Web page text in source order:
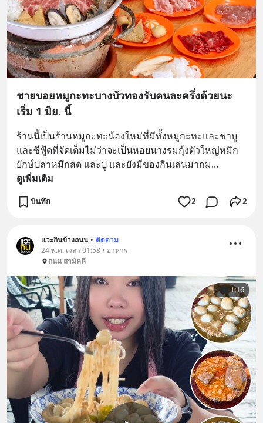
ชายบอยหมูกะทะบางบัวทองรับคนละครึ่งด้วยนะ
เริ่ม 1 มิย. นี้
ร้านนี้เป็นร้านหมูกะทะน้องใหม่ที่มีทั้งหมูกะทะและชาบู
และซีฟู้ดที่จัดเต็มไม่ว่าจะเป็นหอยนางรมกุ้งตัวใหญ่หมึก
ยักษ์ปลาหมึกสด และปู และยังมีของกินเล่นมากม...
ดูเพิ่มเติม
บันทึก 2 2
แวะกินข้างถนน • ติดตาม
24 พ.ค. เวลา 01:58 • อาหาร
ถนน สามัคคี
1:16